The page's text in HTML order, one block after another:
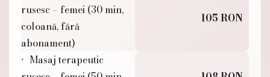
rusesc – femei (30 min,
coloană, fără
abonament)
105 RON
Masaj terapeutic